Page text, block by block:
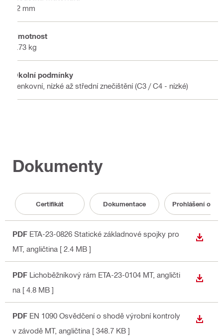
12 mm
Hmotnost
4.73 kg
Okolní podmínky
Venkovní, nízké až střední znečištění (C3 / C4 - nízké)
Dokumenty
Certifikát Dokumentace Prohlášení o
PDF ETA-23-0826 Statické základnové spojky pro
MT, angličtina [ 2.4 MB ]
PDF Lichoběžníkový rám ETA-23-0104 MT, angličti
na [ 4.8 MB ]
PDF EN 1090 Osvědčení o shodě výrobní kontroly
v závodě MT, angličtina [ 348.7 KB ]